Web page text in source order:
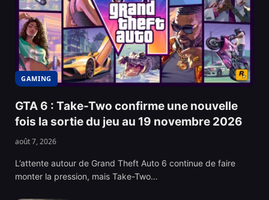
GAMING
GTA 6 : Take-Two confirme une nouvelle
fois la sortie du jeu au 19 novembre 2026
août 7, 2026
L’attente autour de Grand Theft Auto 6 continue de faire
monter la pression, mais Take-Two…